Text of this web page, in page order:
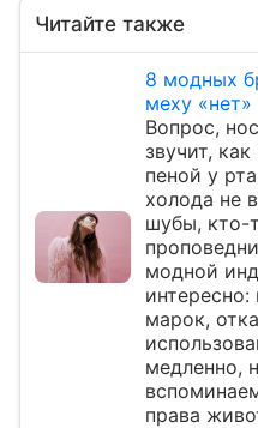
Читайте также
8 модных
меху «нет»
Вопрос,
звучит,
пеной у
холода не
шубы, кто-
модной
марок,
медленно,
права